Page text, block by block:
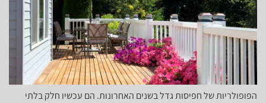
הפופולריות של חפיסות גדל בשנים האחרונות. הם עכשיו חלק בלתי